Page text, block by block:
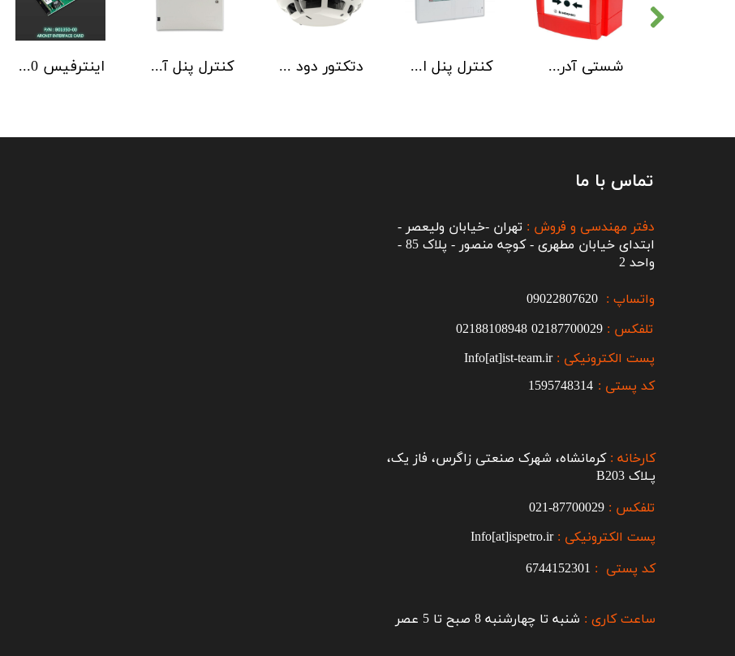
اینترفیس NSC | ArcNET B01350-00 کنترل پنل آدرس پذیر C-TEC سری ZFP یک تا 4 لوپ کابینت استاندارد دتکتور دود آدرس پذیر هوچیکی Hochiki مدل ALN-EN SCI کنترل پنل اطفاء حریق C-TEC EP203 شستی آدرس پذیر ضد آب هوچیکی Hochiki مدل HCP-W SCI
تماس با ما
تلفکس : 02187700029
02188108948
پست الکترونیکی :Info[at]ist-team.ir
واتساپ :
دفتر مهندسی و فروش : تهران -خیابان ولیعصر -
ابتدای خیابان مطهری - کوچه منصور - پلاک 85 -
واحد 2
کارخانه : کرمانشاه، شهرک صنعتی زاگرس، فاز یک،
پـلاک B203​​​​​​​
کد پستی : 1595748314
ساعت کاری : شنبه تا چهارشنبه 8 صبح تا 5 عصر
پست الکترونیکی :Info[at]ispetro.ir
تلفکس : 87700029-021​​​​​​​
کد پستی : 6744152301